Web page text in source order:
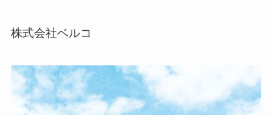
株式会社ベルコ